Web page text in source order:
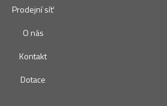
Prodejní síť
O nás
Kontakt
Dotace